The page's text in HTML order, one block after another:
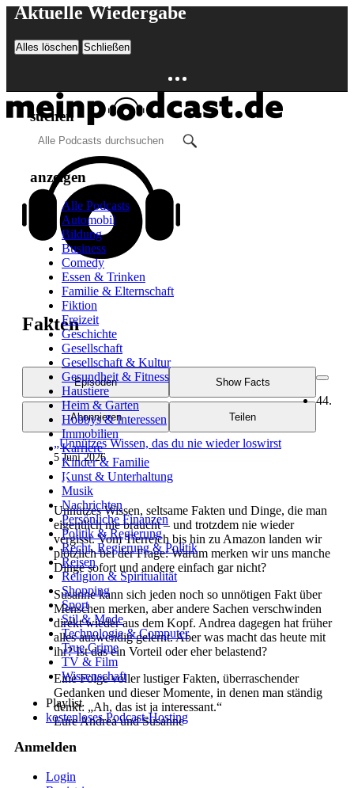
Aktuelle Wiedergabe
Alles löschen Schließen
suchen
anzeigen
Alle Podcasts
Automobil
Bildung
Business
Comedy
Essen & Trinken
Familie & Elternschaft
Fiktion
Freizeit
Geschichte
Gesellschaft
Gesellschaft & Kultur
Gesundheit & Fitness
Haustiere
Heim & Garten
Hobbys & Interessen
Immobilien
Karriere
Kinder & Familie
Kunst & Unterhaltung
Musik
Nachrichten
Persönliche Finanzen
Politik & Regierung
Recht, Regierung & Politik
Reisen
Religion & Spiritualität
Shopping
Sport
Stil & Mode
Technologie & Computer
True Crime
TV & Film
Wissenschaft
Playlist
kostenloses Podcast-Hosting
Anmelden
Login
Fakten
Episoden Show Facts
Abonnieren Teilen
44.
„Unnützes Wissen, das du nie wieder loswirst
5 Juni 2026
Unnützes Wissen, seltsame Fakten und Dinge, die man
eigentlich nie braucht – und trotzdem nie wieder
vergisst. Vom Tierreich bis hin zu Amazon landen wir
plötzlich bei der Frage: Warum merken wir uns manche
Dinge sofort und andere einfach gar nicht?
Susanne kann sich jeden noch so unnötigen Fakt über
Menschen merken, aber andere Sachen verschwinden
direkt wieder aus dem Kopf. Andrea dagegen hat früher
alles auswendig gelernt. Aber was macht das heute mit
ihr? Ist das ein Vorteil oder eher belastend?
Eine Folge voller lustiger Fakten, überraschender
Gedanken und dieser Momente, in denen man ständig
denkt: „Ah, das ist ja interessant.“
Eure Andrea und Susanne